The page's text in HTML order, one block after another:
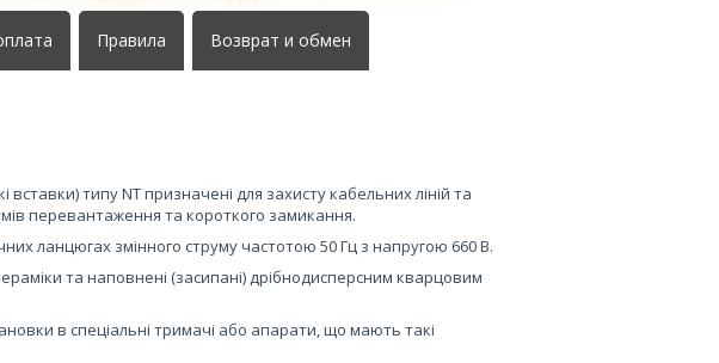
Правила Возврат и обмен
типу NT призначені для захисту кабельних ліній та
перевантаження та короткого замикання.
ланцюгах змінного струму частотою 50 Гц з напругою 660 В.
та наповнені (засипані) дрібнодисперсним кварцовим
в спеціальні тримачі або апарати, що мають такі